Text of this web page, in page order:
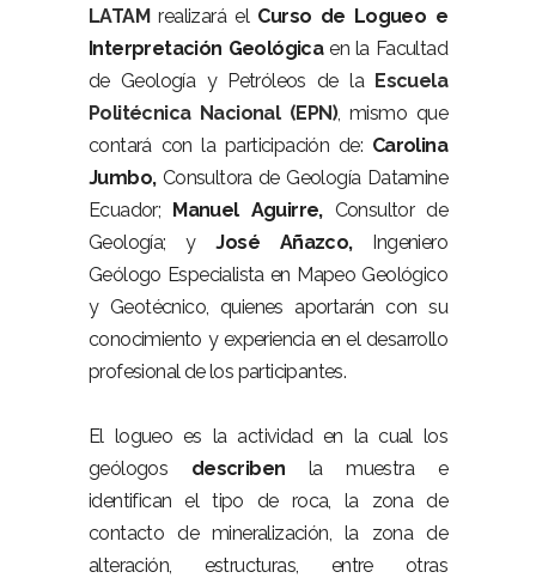
LATAMrealizará el Curso de Logueo e
Interpretación Geológicaen la Facultad
de Geología y Petróleos de la Escuela
Politécnica Nacional (EPN), mismo que
contará con la participación de: Carolina
Jumbo,Consultora de Geología Datamine
Ecuador; Manuel Aguirre,Consultor de
Geología; yJosé Añazco,Ingeniero
Geólogo Especialista en Mapeo Geológico
y Geotécnico, quienes aportarán con su
conocimiento y experiencia en el desarrollo
profesional de los participantes.
El logueo es la actividad en la cual los
geólogos describen la muestra e
identifican el tipo de roca, la zona de
contacto de mineralización, la zona de
alteración, estructuras, entre otras